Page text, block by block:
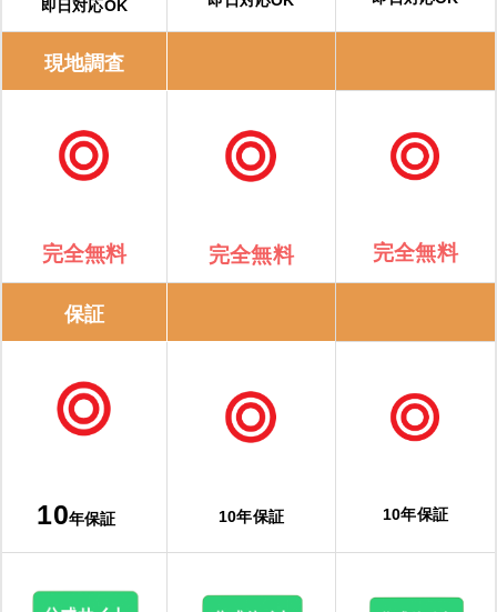
即日対応OK
現地調査
完全無料 完全無料 完全無料
保証
10年保証 10年保証 10年保証